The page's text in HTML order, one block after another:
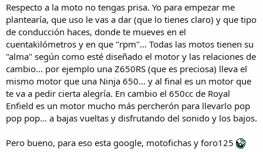
Respecto a la moto no tengas prisa. Yo para empezar me
plantearía, que uso le vas a dar (que lo tienes claro) y que tipo
de conducción haces, donde te mueves en el
cuentakilómetros y en que "rpm"... Todas las motos tienen su
"alma" según como esté diseñado el motor y las relaciones de
cambio... por ejemplo una Z650RS (que es preciosa) lleva el
mismo motor que una Ninja 650... y al final es un motor que
te va a pedir cierta alegría. En cambio el 650cc de Royal
Enfield es un motor mucho más percherón para llevarlo pop
pop pop... a bajas vueltas y disfrutando del sonido y los bajos.
Pero bueno, para eso esta google, motofichas y foro125